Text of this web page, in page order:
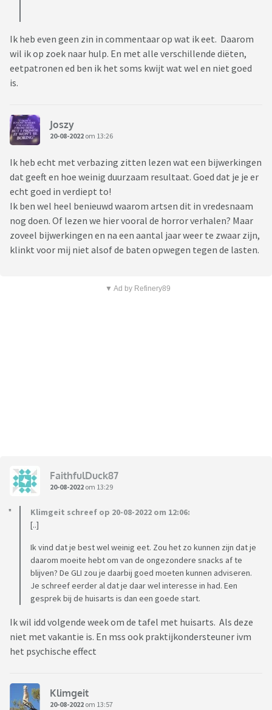
Ik heb even geen zin in commentaar op wat ik eet. Daarom
wil ik op zoek naar hulp. En met alle verschillende diëten,
eetpatronen ed ben ik het soms kwijt wat wel en niet goed
is.
Joszy
20-08-2022 om 13:26
Ik heb echt met verbazing zitten lezen wat een bijwerkingen
dat geeft en hoe weinig duurzaam resultaat. Goed dat je je er
echt goed in verdiept to!
Ik ben wel heel benieuwd waarom artsen dit in vredesnaam
nog doen. Of lezen we hier vooral de horror verhalen? Maar
zoveel bijwerkingen en na een aantal jaar weer te zwaar zijn,
klinkt voor mij niet alsof de baten opwegen tegen de lasten.
▼ Ad by Refinery89
FaithfulDuck87
20-08-2022 om 13:29
Klimgeit schreef op 20-08-2022 om 12:06:
[..]
Ik vind dat je best wel weinig eet. Zou het zo kunnen zijn dat je
daarom moeite hebt om van de ongezondere snacks af te
blijven? De GLI zou je daarbij goed moeten kunnen adviseren.
Je schreef eerder al dat je daar wel interesse in had. Een
gesprek bij de huisarts is dan een goede start.
Ik wil idd volgende week om de tafel met huisarts. Als deze
niet met vakantie is. En mss ook praktijkondersteuner ivm
het psychische effect
Klimgeit
20-08-2022 om 13:57